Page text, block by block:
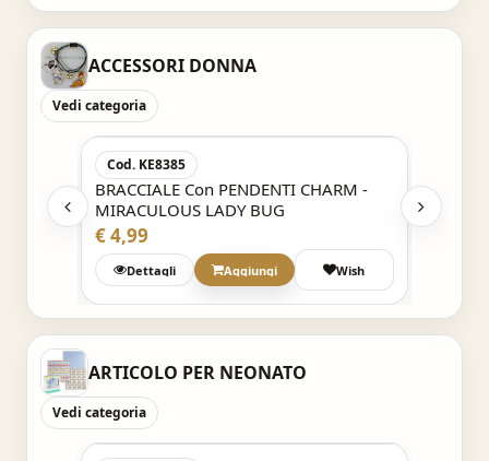
ACCESSORI DONNA
Vedi categoria
Cod. KE8385
BRACCIALE Con PENDENTI CHARM -
MIRACULOUS LADY BUG
€ 4,99
Dettagli Aggiungi Wish
MY
ARTICOLO PER NEONATO
Vedi categoria